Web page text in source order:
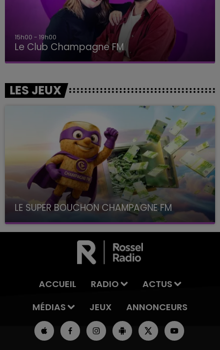
15h00 - 19h00
Le Club Champagne FM
LES JEUX
LE SUPER BOUCHON CHAMPAGNE FM
avec La Famille Champagne FM, à 8H10
ACCUEIL RADIO
ACTUS
MÉDIAS
JEUX ANNONCEURS